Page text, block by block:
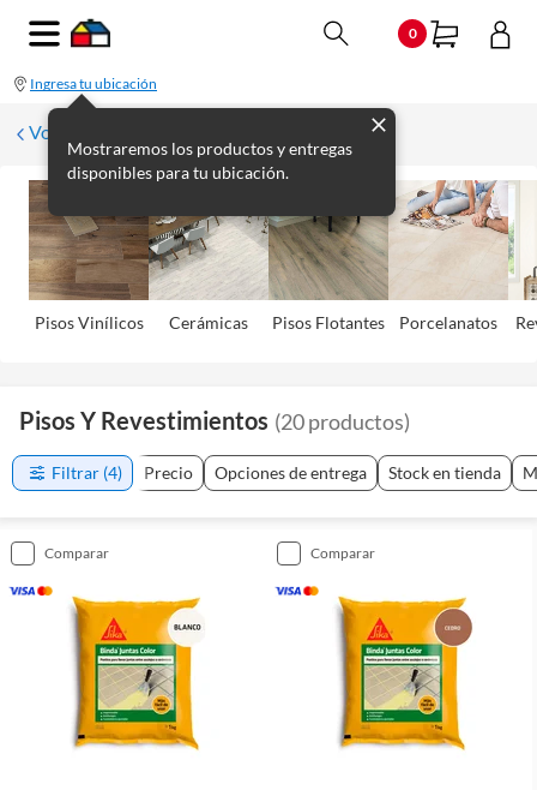
0
Ingresa tu ubicación
Mostraremos los productos y entregas
disponibles para tu ubicación.
Volver
Pisos Viní­licos Cerámicas Pisos Flotantes Porcelanatos
Pisos Y Revestimientos (20productos)
Filtrar (4) Precio Opciones de entrega Stock en tienda
comparar comparar